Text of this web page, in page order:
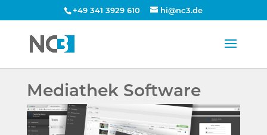
+49 341 3929 610 hi@nc3.de
Mediathek Software